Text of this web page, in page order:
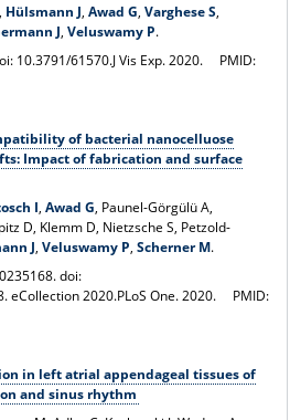
Hülsmann J, Awad G, Varghese S,
J, Veluswamy P.
10.3791/61570.J Vis Exp. 2020.
PMID:
of bacterial nanocelluose
Impact of fabrication and surface
I, Awad G, Paunel-Görgülü A,
D, Klemm D, Nietzsche S, Petzold-
J, Veluswamy P, Scherner M.
doi:
eCollection 2020.PLoS One. 2020.
PMID:
in left atrial appendageal tissues of
and sinus rhythm